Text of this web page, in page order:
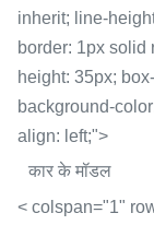
inherit; line-
border: 1px solid
height: 35px;
background-
align: left;">
कार के मॉडल
< colspan="1"